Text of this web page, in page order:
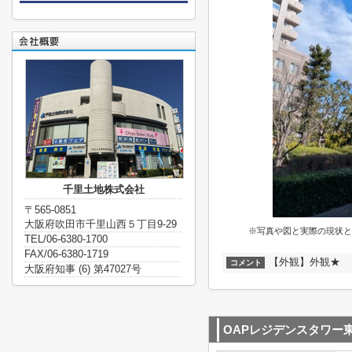
※写真や図と実際の現状
コメント 【外観】外観★
OAPレジデンスタワー
千里土地株式会社
〒565-0851
大阪府吹田市千里山西５丁目9-29
TEL/06-6380-1700
FAX/06-6380-1719
大阪府知事 (6) 第47027号